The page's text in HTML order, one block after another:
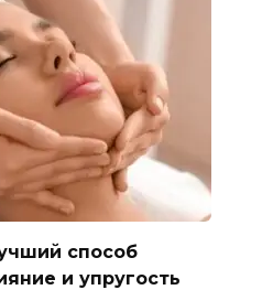
способ
и упругость